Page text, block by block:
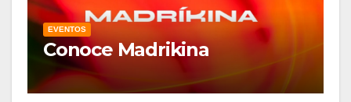
EVENTOS
Conoce Madrikina